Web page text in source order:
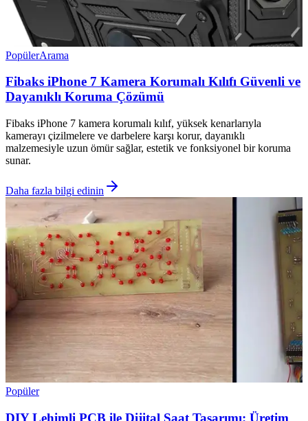
PopülerArama
Fibaks iPhone 7 Kamera Korumalı Kılıfı Güvenli ve
Dayanıklı Koruma Çözümü
Fibaks iPhone 7 kamera korumalı kılıf, yüksek kenarlarıyla
kamerayı çizilmelere ve darbelere karşı korur, dayanıklı
malzemesiyle uzun ömür sağlar, estetik ve fonksiyonel bir koruma
sunar.
Daha fazla bilgi edinin
Popüler
DIY Lehimli PCB ile Dijital Saat Tasarımı: Üretim